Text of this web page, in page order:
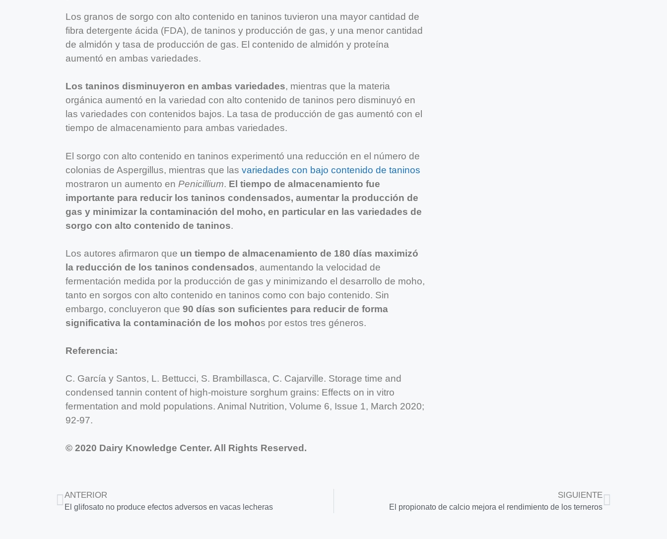
Los granos de sorgo con alto contenido en taninos tuvieron una mayor cantidad de
fibra detergente ácida (FDA), de taninos y producción de gas, y una menor cantidad
de almidón y tasa de producción de gas. El contenido de almidón y proteína
aumentó en ambas variedades.
Los taninos disminuyeron en ambas variedades, mientras que la materia
orgánica aumentó en la variedad con alto contenido de taninos pero disminuyó en
las variedades con contenidos bajos. La tasa de producción de gas aumentó con el
tiempo de almacenamiento para ambas variedades.
El sorgo con alto contenido en taninos experimentó una reducción en el número de
colonias de Aspergillus, mientras que las variedades con bajo contenido de taninos
mostraron un aumento en Penicillium. El tiempo de almacenamiento fue
importante para reducir los taninos condensados, aumentar la producción de
gas y minimizar la contaminación del moho, en particular en las variedades de
sorgo con alto contenido de taninos.
Los autores afirmaron que un tiempo de almacenamiento de 180 días maximizó
la reducción de los taninos condensados, aumentando la velocidad de
fermentación medida por la producción de gas y minimizando el desarrollo de moho,
tanto en sorgos con alto contenido en taninos como con bajo contenido. Sin
embargo, concluyeron que 90 días son suficientes para reducir de forma
significativa la contaminación de los mohos por estos tres géneros.
Referencia:
C. García y Santos, L. Bettucci, S. Brambillasca, C. Cajarville. Storage time and
condensed tannin content of high-moisture sorghum grains: Effects on in vitro
fermentation and mold populations. Animal Nutrition, Volume 6, Issue 1, March 2020;
92-97.
© 2020 Dairy Knowledge Center. All Rights Reserved.
ANTERIOR
El glifosato no produce efectos adversos en vacas lecheras
SIGUIENTE
El propionato de calcio mejora el rendimiento de los terneros